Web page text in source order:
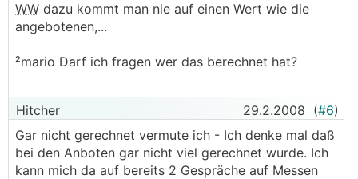
WW dazu kommt man nie auf einen Wert wie die
angebotenen,...
²mario Darf ich fragen wer das berechnet hat?
Hitcher 29.2.2008 (#6)
Gar nicht gerechnet vermute ich - Ich denke mal daß
bei den Anboten gar nicht viel gerechnet wurde. Ich
kann mich da auf bereits 2 Gespräche auf Messen